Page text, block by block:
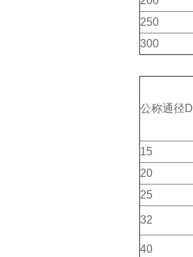
250
300
公称通径
15
20
25
32
40